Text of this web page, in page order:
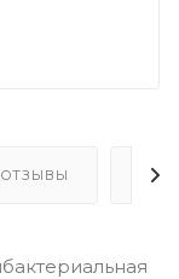
ОТЗЫВЫ